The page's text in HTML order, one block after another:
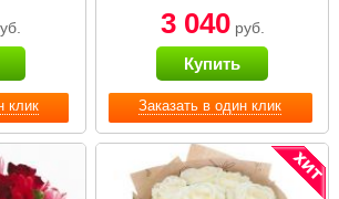
клик Заказать в один клик
3 040руб.
Купить